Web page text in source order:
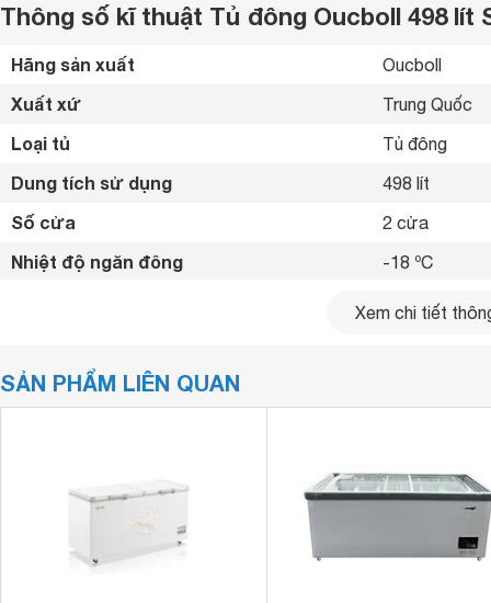
Thông số kĩ thuật Tủ đông Oucboll 498 lít
Hãng sản xuất Oucboll
Xuất xứ Trung Quốc
Loại tủ Tủ đông
Dung tích sử dụng 498 lít
Số cửa 2 cửa
Nhiệt độ ngăn đông -18 ºC
Trực tiếp
Kích thước
Xem chi tiết
SẢN PHẨM LIÊN QUAN